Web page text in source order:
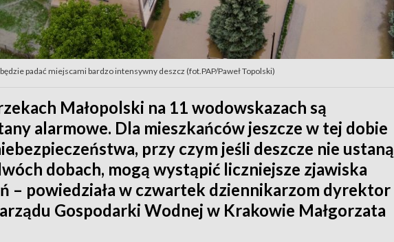
padać miejscami bardzo intensywny deszcz (fot.PAP/Paweł Topolski)
Małopolski na 11 wodowskazach są
alarmowe. Dla mieszkańców jeszcze w tej dobie
przy czym jeśli deszcze nie ustaną
dobach, mogą wystąpić liczniejsze zjawiska
– powiedziała w czwartek dziennikarzom dyrektor
Gospodarki Wodnej w Krakowie Małgorzata